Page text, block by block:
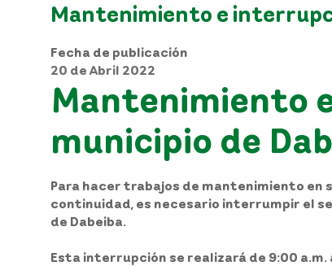
Mantenimiento e
Fecha de publicación
20 de Abril 2022
Mantenimiento
municipio de
Para hacer trabajos de mantenimiento en
continuidad, es necesario interrumpir el
de Dabeiba.
Esta interrupción se realizará de 9:00 a.m.